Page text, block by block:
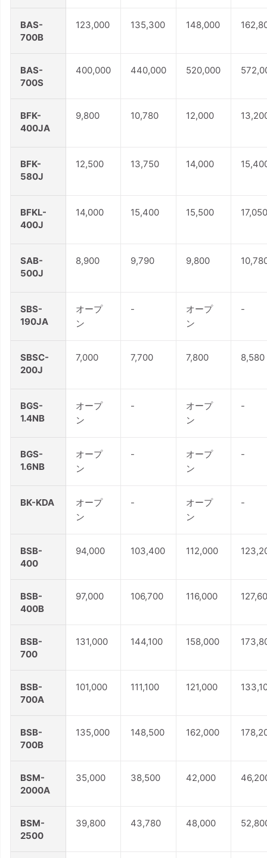
BAS-
700B
123,000 135,300 148,000
BAS-
700S
400,000 440,000 520,000
BFK-
400JA
9,800 10,780 12,000
BFK-
580J
12,500 13,750 14,000
BFKL-
400J
14,000 15,400 15,500 17,050
SAB-
500J
8,900 9,790 9,800
SBS-
190JA
オープ
ン
-
オープ
ン
-
SBSC-
200J
7,000 7,700 7,800 8,580
BGS-
1.4NB
オープ
ン
-
オープ
ン
-
BGS-
1.6NB
オープ
ン
-
オープ
ン
-
BK-KDA
オープ
ン
-
オープ
ン
-
BSB-
400
94,000 103,400 112,000
BSB-
400B
97,000 106,700 116,000
BSB-
700
131,000 144,100 158,000
BSB-
700A
101,000 111,100 121,000
BSB-
700B
135,000 148,500 162,000
BSM-
2000A
35,000 38,500 42,000
BSM-
2500
39,800 43,780 48,000